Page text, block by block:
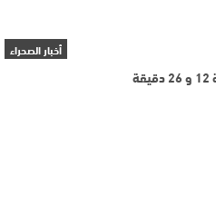
أخبار الصحراء